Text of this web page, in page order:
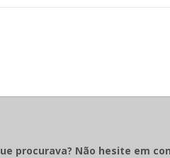
procurava? Não hesite em